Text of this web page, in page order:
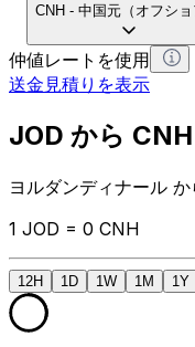
CNH - 中国元（オフショ
仲値レートを使用
送金見積りを表示
JOD から
ヨルダンディナール か
1 JOD = 0 CNH
12H 1D 1W 1M 1Y